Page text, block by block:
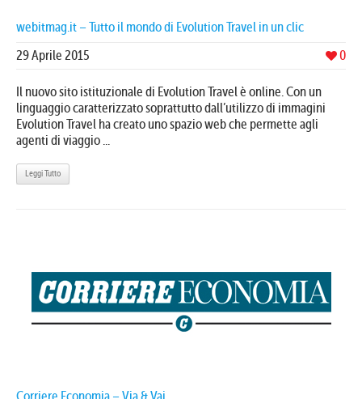
webitmag.it – Tutto il mondo di Evolution Travel in un clic
0
29 Aprile 2015
Il nuovo sito istituzionale di Evolution Travel è online. Con un
linguaggio caratterizzato soprattutto dall’utilizzo di immagini
Evolution Travel ha creato uno spazio web che permette agli
agenti di viaggio ...
Leggi Tutto